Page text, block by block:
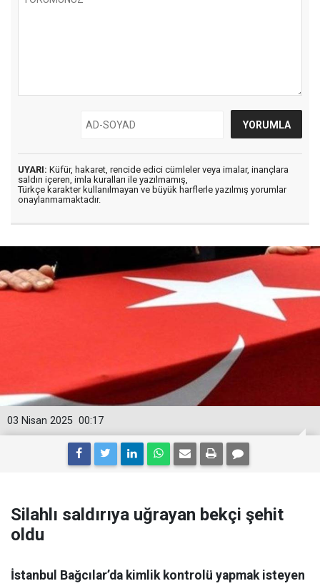
UYARI: Küfür, hakaret, rencide edici cümleler veya imalar, inançlara
saldırı içeren, imla kuralları ile yazılmamış,
Türkçe karakter kullanılmayan ve büyük harflerle yazılmış yorumlar
onaylanmamaktadır.
00:17
03 Nisan 2025
Silahlı saldırıya uğrayan bekçi şehit
oldu
İstanbul Bağcılar’da kimlik kontrolü yapmak isteyen